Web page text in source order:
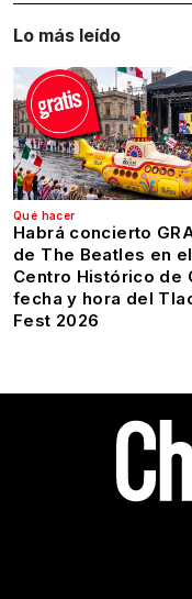
Lo más leído
Qué hacer
Habrá concierto
de The Beatles en el
Centro Histórico de
fecha y hora del
Fest 2026